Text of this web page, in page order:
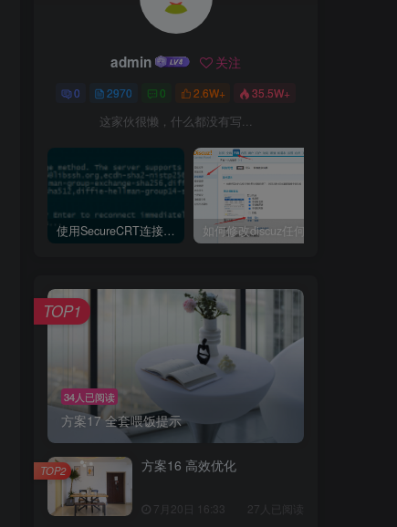
admin 关注
0 2970 0 2.6W+ 35.5W+
这家伙很懒，什么都没有写...
使用SecureCRT连接Ubuntu20.04报错：Key exchange failed. No compatible key exchange method.
34人已阅读
方案17 全套喂饭提示
TOP1
方案16 高效优化
7月20日 16:33 27人已阅读
TOP2